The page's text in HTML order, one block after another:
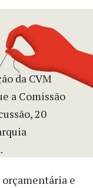
da CVM
a Comissão
20
orçamentária e